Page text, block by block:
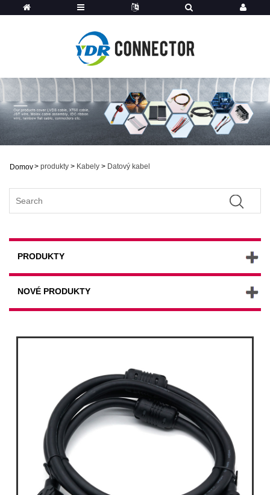
Domov> produkty > Kabely > Datový kabel
PRODUKTY
NOVÉ PRODUKTY